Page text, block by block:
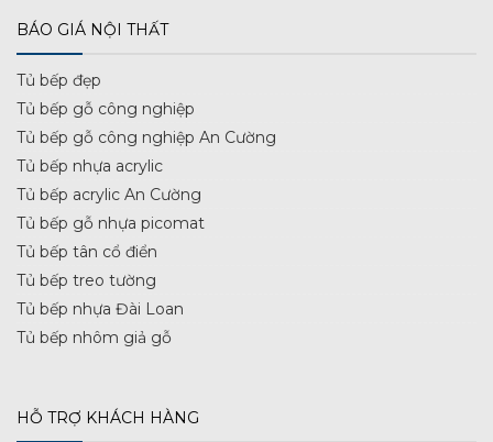
BÁO GIÁ NỘI THẤT
Tủ bếp đẹp
Tủ bếp gỗ công nghiệp
Tủ bếp gỗ công nghiệp An Cường
Tủ bếp nhựa acrylic
Tủ bếp acrylic An Cường
Tủ bếp gỗ nhựa picomat
Tủ bếp tân cổ điển
Tủ bếp treo tường
Tủ bếp nhựa Đài Loan
Tủ bếp nhôm giả gỗ
HỖ TRỢ KHÁCH HÀNG